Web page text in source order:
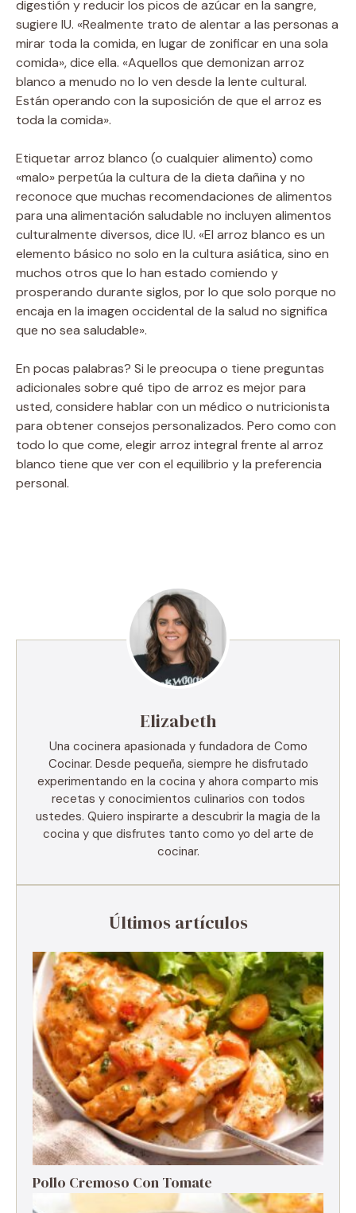
digestión y reducir los picos de azúcar en la sangre,
sugiere IU. «Realmente trato de alentar a las personas a
mirar toda la comida, en lugar de zonificar en una sola
comida», dice ella. «Aquellos que demonizan arroz
blanco a menudo no lo ven desde la lente cultural.
Están operando con la suposición de que el arroz es
toda la comida».
Etiquetar arroz blanco (o cualquier alimento) como
«malo» perpetúa la cultura de la dieta dañina y no
reconoce que muchas recomendaciones de alimentos
para una alimentación saludable no incluyen alimentos
culturalmente diversos, dice IU. «El arroz blanco es un
elemento básico no solo en la cultura asiática, sino en
muchos otros que lo han estado comiendo y
prosperando durante siglos, por lo que solo porque no
encaja en la imagen occidental de la salud no significa
que no sea saludable».
En pocas palabras? Si le preocupa o tiene preguntas
adicionales sobre qué tipo de arroz es mejor para
usted, considere hablar con un médico o nutricionista
para obtener consejos personalizados. Pero como con
todo lo que come, elegir arroz integral frente al arroz
blanco tiene que ver con el equilibrio y la preferencia
personal.
Elizabeth
Una cocinera apasionada y fundadora de Como
Cocinar. Desde pequeña, siempre he disfrutado
experimentando en la cocina y ahora comparto mis
recetas y conocimientos culinarios con todos
ustedes. Quiero inspirarte a descubrir la magia de la
cocina y que disfrutes tanto como yo del arte de
cocinar.
Últimos artículos
Pollo Cremoso Con Tomate